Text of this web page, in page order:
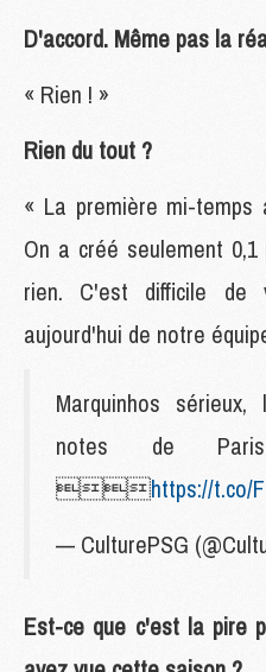
D'accord. Même pas la
« Rien ! »
Rien du tout ?
« La première mi-
On a créé seulement 0,1
rien. C'est difficile de
aujourd'hui de notre
Marquinhos
notes de
https://t.co/
— CulturePSG
Est-ce que c'est la pire